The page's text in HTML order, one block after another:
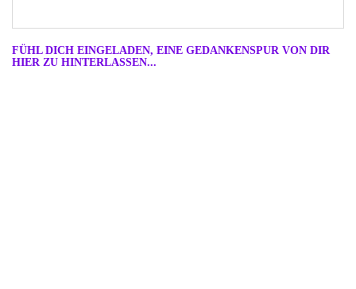
FÜHL DICH EINGELADEN, EINE GEDANKENSPUR VON DIR
HIER ZU HINTERLASSEN...